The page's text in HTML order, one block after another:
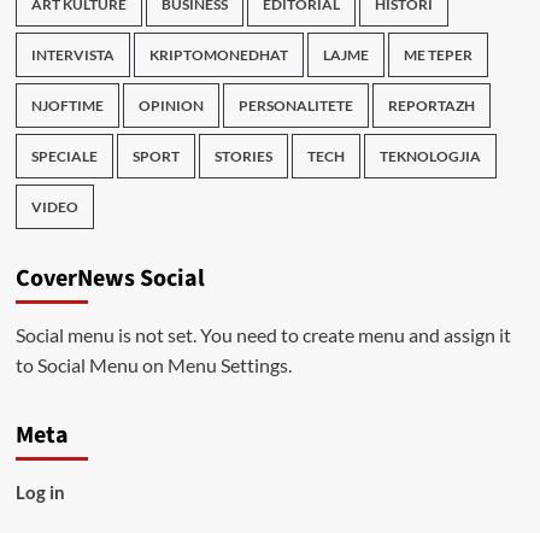
ART KULTURE BUSINESS EDITORIAL HISTORI
INTERVISTA KRIPTOMONEDHAT LAJME ME TEPER
NJOFTIME OPINION PERSONALITETE REPORTAZH
SPECIALE SPORT STORIES TECH TEKNOLOGJIA
VIDEO
CoverNews Social
Social menu is not set. You need to create menu and assign it
to Social Menu on Menu Settings.
Meta
Log in